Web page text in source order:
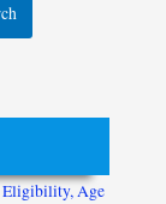
Eligibility, Age